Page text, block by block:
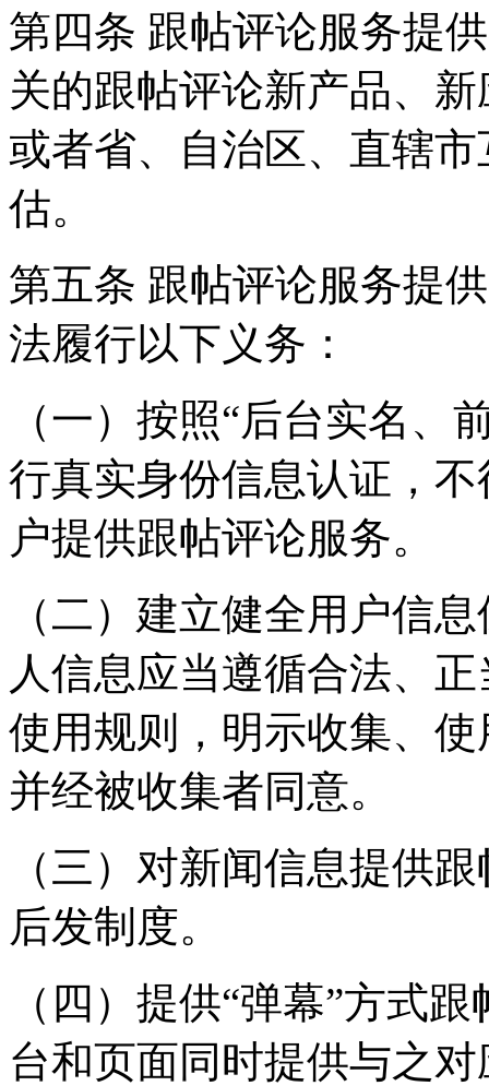
第四条 跟帖评论服务提
关的跟帖评论新产品、
或者省、自治区、直辖
估。
第五条 跟帖评论服务提
法履行以下义务：
（一）按照“后台实名、
行真实身份信息认证，
户提供跟帖评论服务。
（二）建立健全用户信
人信息应当遵循合法、
使用规则，明示收集、
并经被收集者同意。
（三）对新闻信息提供
后发制度。
（四）提供“弹幕”方式
台和页面同时提供与之